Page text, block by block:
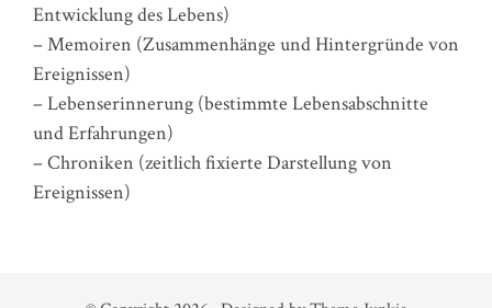
Entwicklung des Lebens)
– Memoiren (Zusammenhänge und Hintergründe von
Ereignissen)
– Lebenserinnerung (bestimmte Lebensabschnitte
und Erfahrungen)
– Chroniken (zeitlich fixierte Darstellung von
Ereignissen)